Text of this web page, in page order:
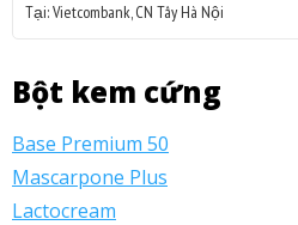
Tại: Vietcombank, CN Tây Hà Nội
Bột kem cứng
Base Premium 50
Mascarpone Plus
Lactocream